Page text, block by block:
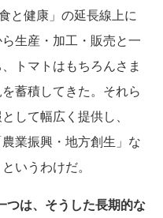
と健康」の延長線上に
生産・加工・販売と一
トマトはもちろんさま
蓄積してきた。それら
して幅広く提供し、
業振興・地方創生」な
いうわけだ。
つは、そうした長期的な